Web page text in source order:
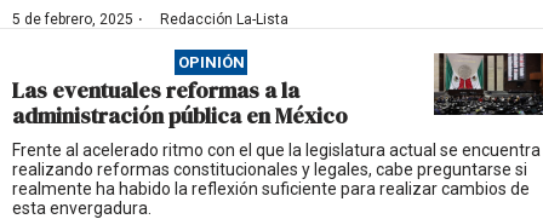
5 de febrero, 2025 · Redacción La-Lista
OPINIÓN
Las eventuales reformas a la
administración pública en México
Frente al acelerado ritmo con el que la legislatura actual se encuentra
realizando reformas constitucionales y legales, cabe preguntarse si
realmente ha habido la reflexión suficiente para realizar cambios de
esta envergadura.